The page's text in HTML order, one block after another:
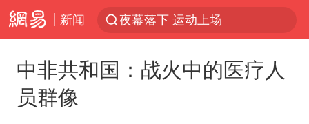
新闻
夜幕落下 运动上场
泰交通部副部长回应中国人遭歧视手势
中非共和国：战火中的医疗人
员群像